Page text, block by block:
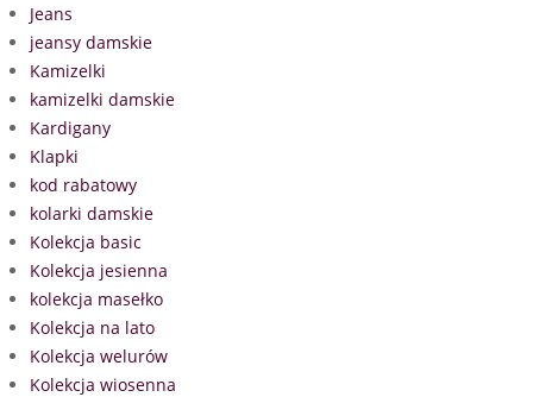
Jeans
jeansy damskie
Kamizelki
kamizelki damskie
Kardigany
Klapki
kod rabatowy
kolarki damskie
Kolekcja basic
Kolekcja jesienna
kolekcja masełko
Kolekcja na lato
Kolekcja welurów
Kolekcja wiosenna